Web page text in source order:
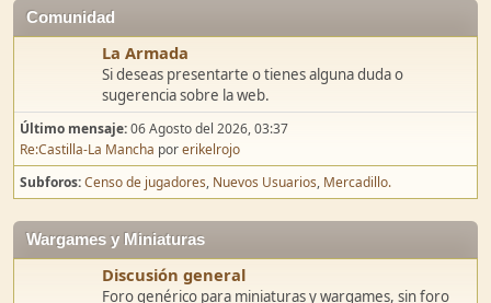
La Armada
Comunidad
La Armada
Si deseas presentarte o tienes alguna duda o
sugerencia sobre la web.
Último mensaje:06 Agosto del 2026, 03:37
Re:Castilla-La Manchaporerikelrojo
Subforos Censo de jugadores Nuevos Usuarios Mercadillo.
Wargames y Miniaturas